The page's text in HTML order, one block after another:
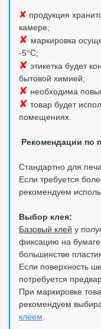
✘ продукция
камере;
✘ маркировка
-5°С;
✘ этикетка будет
бытовой химией;
✘ необходима
✘ товар будет
помещениях.
Рекомендации по
Стандартно для
Если требуется
рекомендуем
Выбор клея:
Базовый клей у
фиксацию на
большинстве
Если поверхность
потребуется
При маркировке
рекомендуем
клеем